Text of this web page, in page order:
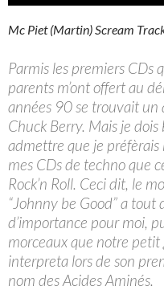
Mc Piet (Martin) Scream
Parmis les premiers CDs
parents m’ont offert au
années 90 se trouvait un
Chuck Berry. Mais je dois
admettre que je préfèrais
mes CDs de techno que
Rock’n Roll. Ceci dit, le
“Johnny be Good” a
d’importance pour moi,
morceaux que notre petit
interpreta lors de son
nom des Acides Aminés.